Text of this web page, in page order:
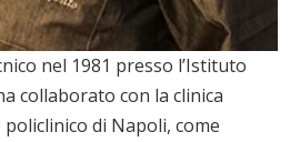
nel 1981 presso l’Istituto
collaborato con la clinica
policlinico di Napoli, come